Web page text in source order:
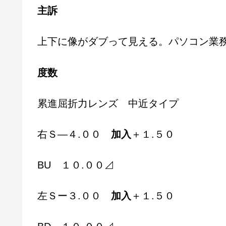
主訴
上下に像がダブって見える。パソコン業
度数
累進屈折力レンズ 中近タイプ
右Ｓ―４.００ 加入 ＋１.５０
BU １０.００⊿
左Ｓー３.００ 加入 ＋１.５０